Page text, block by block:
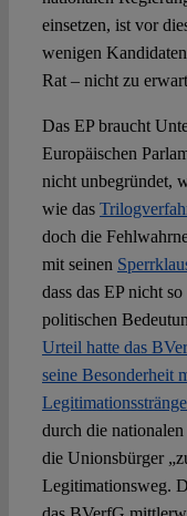
einsetzen, ist vor
wenigen
Rat – nicht zu
Das EP braucht
Europäischen
nicht unbegründet,
wie das
doch die
mit seinen
dass das EP nicht
politischen
Urteil hatte das
seine Besonderheit
durch die
die Unionsbürger
Legitimationsweg.